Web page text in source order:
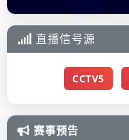
直播信号源
CCTV5
赛事预告